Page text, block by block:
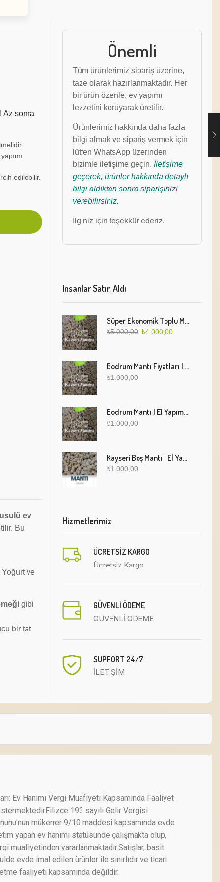
Az sonra
edilebilir.
ev
Bu
ve
gibi
bir tat
Önemli
Tüm ürünlerimiz sipariş üzerine,
taze olarak hazırlanmaktadır. Her
bir ürün özenle, ev yapımı
lezzetini koruyarak üretilir.
Ürünlerimiz hakkında daha fazla
bilgi almak ve sipariş vermek için
lütfen WhatsApp üzerinden
bizimle iletişime geçin. İletişime
geçerek, ürünler hakkında detaylı
bilgi aldıktan sonra siparişinizi
verebilirsiniz.
İlginiz için teşekkür ederiz.
İnsanlar Satın Aldı
Süper Ekonomik Toplu Mantı Paketi (5 Kg)
₺5.000,00 ₺4.000,00
Bodrum Mantı Fiyatları | Geleneksel Türk Mantısı Online Sipariş
₺1.000,00
Bodrum Mantı | El Yapımı Geleneksel Mantı Lezzeti
₺1.000,00
Kayseri Boş Mantı | El Yapımı Geleneksel Fırınlanmış Mantı
₺1.000,00
Hizmetlerimiz
ÜCRETSIZ KARGO
Ücretsiz Kargo
GÜVENLİ ÖDEME
GÜVENLİ ÖDEME
SUPPORT 24/7
İLETİŞİM
Ev Hanımı Vergi Muafiyeti Kapsamında Faaliyet
193 sayılı Gelir Vergisi
mükerrer 9/10 maddesi kapsamında evde
yapan ev hanımı statüsünde çalışmakta olup,
muafiyetinden yararlanmaktadır.Satışlar, basit
evde imal edilen ürünler ile sınırlıdır ve ticari
faaliyeti kapsamında değildir.